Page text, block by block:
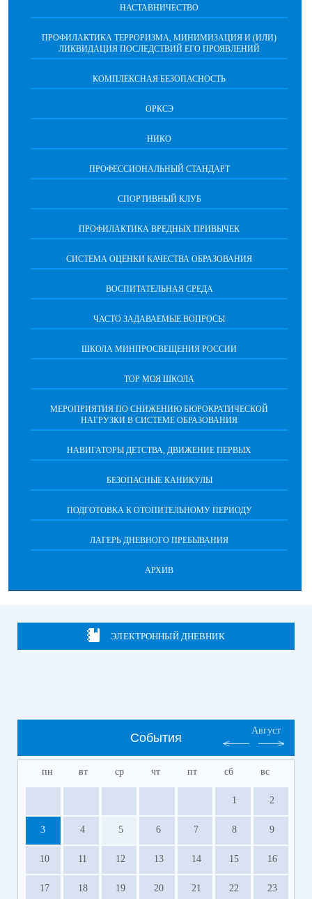
НАСТАВНИЧЕСТВО
ПРОФИЛАКТИКА ТЕРРОРИЗМА, МИНИМИЗАЦИЯ И (ИЛИ)
ЛИКВИДАЦИЯ ПОСЛЕДСТВИЙ ЕГО ПРОЯВЛЕНИЙ
КОМПЛЕКСНАЯ БЕЗОПАСНОСТЬ
ОРКСЭ
НИКО
ПРОФЕССИОНАЛЬНЫЙ СТАНДАРТ
СПОРТИВНЫЙ КЛУБ
ПРОФИЛАКТИКА ВРЕДНЫХ ПРИВЫЧЕК
CИСТЕМА ОЦЕНКИ КАЧЕСТВА ОБРАЗОВАНИЯ
ВОСПИТАТЕЛЬНАЯ СРЕДА
ЧАСТО ЗАДАВАЕМЫЕ ВОПРОСЫ
ШКОЛА МИНПРОСВЕЩЕНИЯ РОССИИ
ТОР МОЯ ШКОЛА
МЕРОПРИЯТИЯ ПО СНИЖЕНИЮ БЮРОКРАТИЧЕСКОЙ
НАГРУЗКИ В СИСТЕМЕ ОБРАЗОВАНИЯ
НАВИГАТОРЫ ДЕТСТВА, ДВИЖЕНИЕ ПЕРВЫХ
БЕЗОПАСНЫЕ КАНИКУЛЫ
ПОДГОТОВКА К ОТОПИТЕЛЬНОМУ ПЕРИОДУ
ЛАГЕРЬ ДНЕВНОГО ПРЕБЫВАНИЯ
АРХИВ
ЭЛЕКТРОННЫЙ ДНЕВНИК
События
Август
пн вт ср чт пт сб вс
1 2
3 4 5 6 7 8 9
10 11 12 13 14 15 16
17 18 19 20 21 22 23